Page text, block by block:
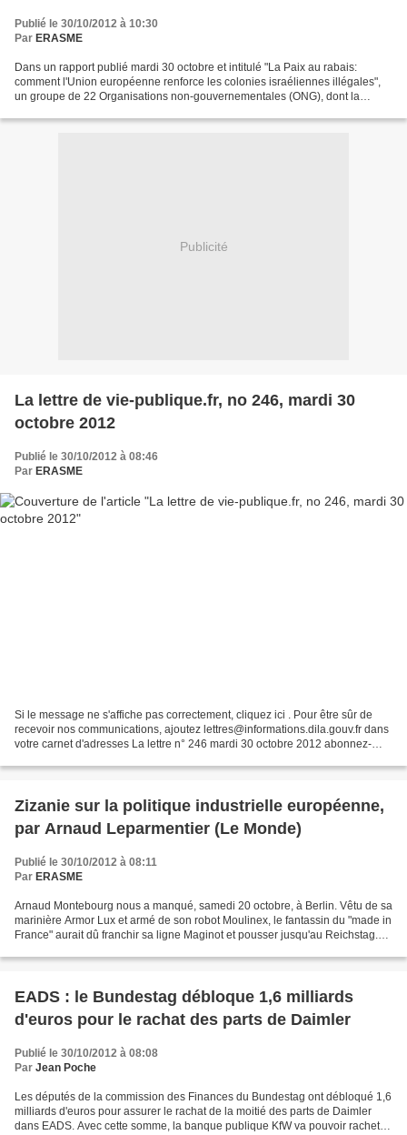
Publié le 30/10/2012 à 10:30
Par ERASME
Dans un rapport publié mardi 30 octobre et intitulé "La Paix au rabais:
comment l'Union européenne renforce les colonies israéliennes illégales",
un groupe de 22 Organisations non-gouvernementales (ONG), dont la
Publicité
La lettre de vie-publique.fr, no 246, mardi 30
octobre 2012
Publié le 30/10/2012 à 08:46
Par ERASME
Si le message ne s'affiche pas correctement, cliquez ici . Pour être sûr de
recevoir nos communications, ajoutez lettres@informations.dila.gouv.fr dans
votre carnet d'adresses La lettre n° 246 mardi 30 octobre 2012 abonnez-
Zizanie sur la politique industrielle européenne,
par Arnaud Leparmentier (Le Monde)
Publié le 30/10/2012 à 08:11
Par ERASME
Arnaud Montebourg nous a manqué, samedi 20 octobre, à Berlin. Vêtu de sa
marinière Armor Lux et armé de son robot Moulinex, le fantassin du "made in
France" aurait dû franchir sa ligne Maginot et pousser jusqu'au Reichstag.
EADS : le Bundestag débloque 1,6 milliards
d'euros pour le rachat des parts de Daimler
Publié le 30/10/2012 à 08:08
Par Jean Poche
Les députés de la commission des Finances du Bundestag ont débloqué 1,6
milliards d'euros pour assurer le rachat de la moitié des parts de Daimler
dans EADS. Avec cette somme, la banque publique KfW va pouvoir racheter